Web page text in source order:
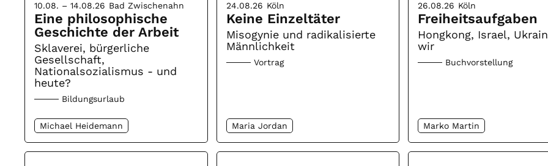
10.08. – 14.08.26 Bad Zwischenahn
Eine philosophische
Geschichte der Arbeit
Sklaverei, bürgerliche
Gesellschaft,
Nationalsozialismus - und
heute?
Bildungsurlaub
Michael Heidemann
24.08.26 Köln
Keine Einzeltäter
Misogynie und radikalisierte
Männlichkeit
Vortrag
Maria Jordan
26.08.26 Köln
Freiheitsaufgaben
Hongkong, Israel,
wir
Buchvorstellung
Marko Martin